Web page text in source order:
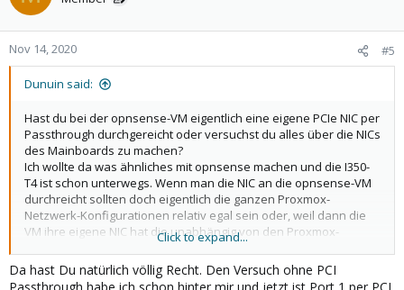
Nov 14, 2020 #5
Dunuin said:
Hast du bei der opnsense-VM eigentlich eine eigene PCIe NIC per
Passthrough durchgereicht oder versuchst du alles über die NICs
des Mainboards zu machen?
Ich wollte da was ähnliches mit opnsense machen und die I350-
T4 ist schon unterwegs. Wenn man die NIC an die opnsense-VM
durchreicht sollten doch eigentlich die ganzen Proxmox-
Netzwerk-Konfigurationen relativ egal sein oder, weil dann die
VM ihre eigene NIC hat die unabhängig von den Proxmox-
Click to expand...
Da hast Du natürlich völlig Recht. Den Versuch ohne PCI